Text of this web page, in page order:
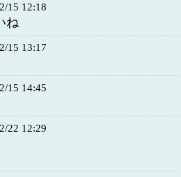
15 12:18
ね
15 13:17
15 14:45
22 12:29